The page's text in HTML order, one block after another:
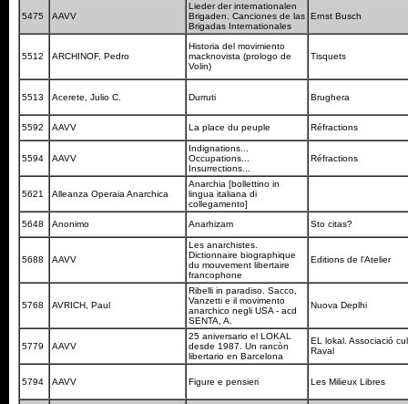
5475 AAVV
Lieder der internationalen
Brigaden. Canciones de las
Brigadas Internationales
Ernst Busch
5512 ARCHINOF, Pedro
Historia del movimiento
macknovista (prologo de
Volin)
Tisquets
5513 Acerete, Julio C. Durruti Brughera
5592 AAVV La place du peuple Réfractions
5594 AAVV
Indignations...
Occupations...
Insurrections...
Réfractions
5621 Alleanza Operaia Anarchica
Anarchia [bollettino in
lingua italiana di
collegamento]
5648
Anonimo Anarhizam Sto citas?
5688 AAVV
Les anarchistes.
Dictionnaire biographique
du mouvement libertaire
francophone
Editions de l'Atelier
5768 AVRICH, Paul
Ribelli in paradiso. Sacco,
Vanzetti e il movimento
anarchico negli USA - acd
SENTA, A.
Nuova Deplhi
5779 AAVV
25 aniversario el LOKAL
desde 1987. Un rancòn
libertario en Barcelona
EL lokal. Associació
Raval
5794 AAVV Figure e pensieri Les Milieux Libres